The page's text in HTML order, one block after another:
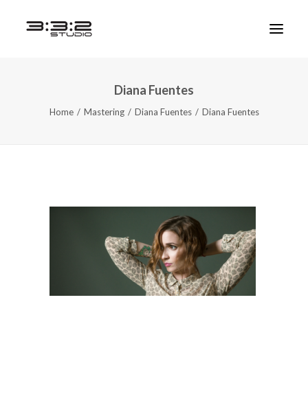
Diana Fuentes
Home Mastering Diana Fuentes Diana Fuentes